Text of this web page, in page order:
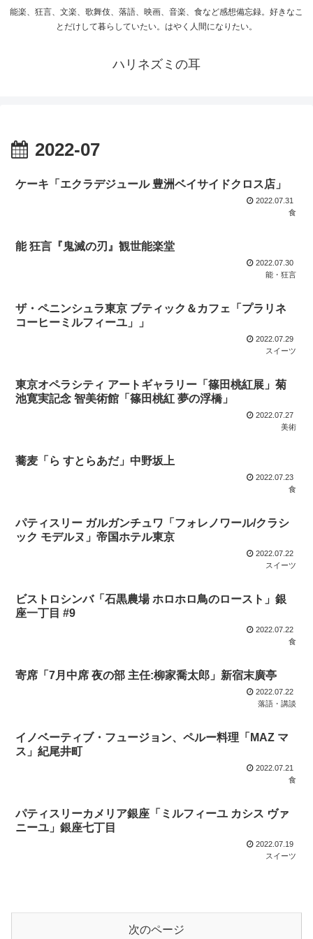
能楽、狂言、文楽、歌舞伎、落語、映画、音楽、食など感想備忘録。好きなこ
とだけして暮らしていたい。はやく人間になりたい。
ハリネズミの耳
2022-07
ケーキ「エクラデジュール 豊洲ベイサイドクロス店」
2022.07.31
食
能 狂言『鬼滅の刃』観世能楽堂
2022.07.30
能・狂言
ザ・ペニンシュラ東京 ブティック＆カフェ「プラリネ
コーヒーミルフィーユ」」
2022.07.29
スイーツ
東京オペラシティ アートギャラリー「篠田桃紅展」菊
池寛実記念 智美術館「篠田桃紅 夢の浮橋」
2022.07.27
美術
蕎麦「ら すとらあだ」中野坂上
2022.07.23
食
パティスリー ガルガンチュワ「フォレノワール/クラシ
ック モデルヌ」帝国ホテル東京
2022.07.22
スイーツ
ビストロシンバ「石黒農場 ホロホロ鳥のロースト」銀
座一丁目 #9
2022.07.22
食
寄席「7月中席 夜の部 主任:柳家喬太郎」新宿末廣亭
2022.07.22
落語・講談
イノベーティブ・フュージョン、ペルー料理「MAZ マ
ス」紀尾井町
2022.07.21
食
パティスリーカメリア銀座「ミルフィーユ カシス ヴァ
ニーユ」銀座七丁目
2022.07.19
スイーツ
次のページ